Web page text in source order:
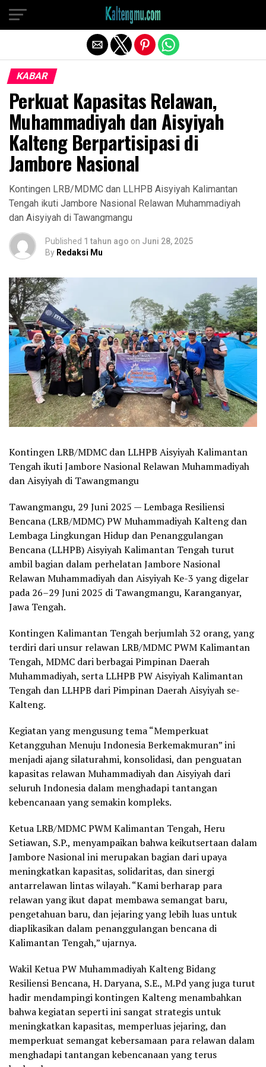
KABAR
Perkuat Kapasitas Relawan,
Muhammadiyah dan Aisyiyah
Kalteng Berpartisipasi di
Jambore Nasional
Kontingen LRB/MDMC dan LLHPB Aisyiyah Kalimantan
Tengah ikuti Jambore Nasional Relawan Muhammadiyah
dan Aisyiyah di Tawangmangu
Published 1 tahun ago on Juni 28, 2025
By Redaksi Mu
Kontingen LRB/MDMC dan LLHPB Aisyiyah Kalimantan
Tengah ikuti Jambore Nasional Relawan Muhammadiyah
dan Aisyiyah di Tawangmangu
Tawangmangu, 29 Juni 2025 — Lembaga Resiliensi
Bencana (LRB/MDMC) PW Muhammadiyah Kalteng dan
Lembaga Lingkungan Hidup dan Penanggulangan
Bencana (LLHPB) Aisyiyah Kalimantan Tengah turut
ambil bagian dalam perhelatan Jambore Nasional
Relawan Muhammadiyah dan Aisyiyah Ke-3 yang digelar
pada 26–29 Juni 2025 di Tawangmangu, Karanganyar,
Jawa Tengah.
Kontingen Kalimantan Tengah berjumlah 32 orang, yang
terdiri dari unsur relawan LRB/MDMC PWM Kalimantan
Tengah, MDMC dari berbagai Pimpinan Daerah
Muhammadiyah, serta LLHPB PW Aisyiyah Kalimantan
Tengah dan LLHPB dari Pimpinan Daerah Aisyiyah se-
Kalteng.
Kegiatan yang mengusung tema “Memperkuat
Ketangguhan Menuju Indonesia Berkemakmuran” ini
menjadi ajang silaturahmi, konsolidasi, dan penguatan
kapasitas relawan Muhammadiyah dan Aisyiyah dari
seluruh Indonesia dalam menghadapi tantangan
kebencanaan yang semakin kompleks.
Ketua LRB/MDMC PWM Kalimantan Tengah, Heru
Setiawan, S.P., menyampaikan bahwa keikutsertaan dalam
Jambore Nasional ini merupakan bagian dari upaya
meningkatkan kapasitas, solidaritas, dan sinergi
antarrelawan lintas wilayah. “Kami berharap para
relawan yang ikut dapat membawa semangat baru,
pengetahuan baru, dan jejaring yang lebih luas untuk
diaplikasikan dalam penanggulangan bencana di
Kalimantan Tengah,” ujarnya.
Wakil Ketua PW Muhammadiyah Kalteng Bidang
Resiliensi Bencana, H. Daryana, S.E., M.Pd yang juga turut
hadir mendampingi kontingen Kalteng menambahkan
bahwa kegiatan seperti ini sangat strategis untuk
meningkatkan kapasitas, memperluas jejaring, dan
memperkuat semangat kebersamaan para relawan dalam
menghadapi tantangan kebencanaan yang terus
Exit mobile version